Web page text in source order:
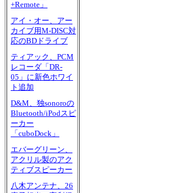
+Remote」
アイ・オー、アー
カイブ用M-DISC対
応のBDドライブ
ティアック、PCM
レコーダ「DR-
05」に新色ホワイ
ト追加
D&M、独sonoroの
Bluetooth/iPodスピ
ーカー
「cuboDock」
エバーグリーン、
アクリル製のアク
ティブスピーカー
八木アンテナ、26